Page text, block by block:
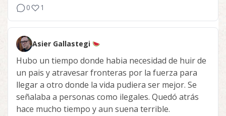
0
1
Asier Gallastegi
Hubo un tiempo donde habia necesidad de huir de
un pais y atravesar fronteras por la fuerza para
llegar a otro donde la vida pudiera ser mejor. Se
señalaba a personas como ilegales. Quedó atrás
hace mucho tiempo y aun suena terrible.